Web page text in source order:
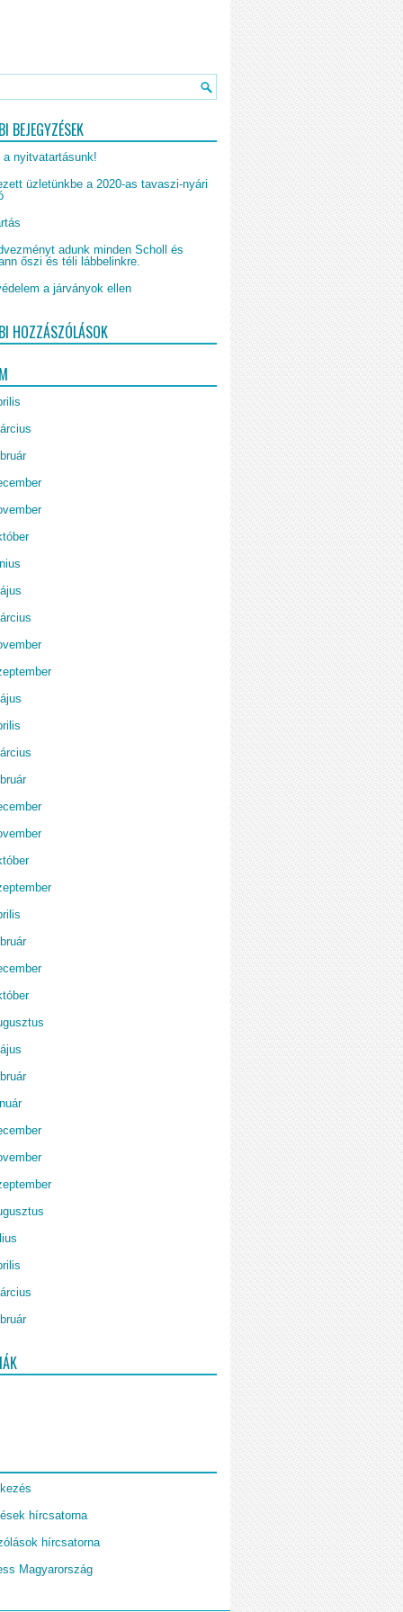
BEJEGYZÉSEK
nyitvatartásunk!
üzletünkbe a 2020-as tavaszi-nyári
adunk minden Scholl és
őszi és téli lábbelinkre.
a járványok ellen
HOZZÁSZÓLÁSOK
hírcsatorna
hírcsatorna
Magyarország